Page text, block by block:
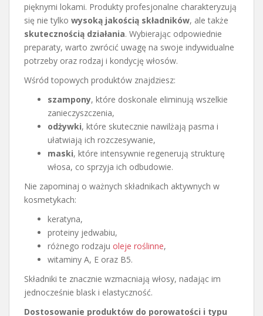
pięknymi lokami. Produkty profesjonalne charakteryzują
się nie tylko wysoką jakością składników, ale także
skutecznością działania. Wybierając odpowiednie
preparaty, warto zwrócić uwagę na swoje indywidualne
potrzeby oraz rodzaj i kondycję włosów.
Wśród topowych produktów znajdziesz:
szampony, które doskonale eliminują wszelkie
zanieczyszczenia,
odżywki, które skutecznie nawilżają pasma i
ułatwiają ich rozczesywanie,
maski, które intensywnie regenerują strukturę
włosa, co sprzyja ich odbudowie.
Nie zapominaj o ważnych składnikach aktywnych w
kosmetykach:
keratyna,
proteiny jedwabiu,
różnego rodzaju oleje roślinne,
witaminy A, E oraz B5.
Składniki te znacznie wzmacniają włosy, nadając im
jednocześnie blask i elastyczność.
Dostosowanie produktów do porowatości i typu